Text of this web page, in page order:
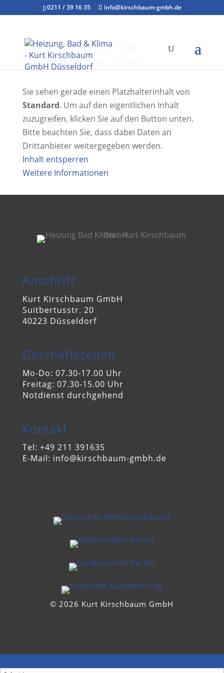
0211 / 39 16 35 info@kirschbaum-gmbh.de
Startseite|Direkt zum
Luftreiniger und -Filter
Sie sehen gerade einen Platzhalterinhalt von
Standard. Um auf den eigentlichen Inhalt
zuzugreifen, klicken Sie auf den Button unten.
Bitte beachten Sie, dass dabei Daten an
Drittanbieter weitergegeben werden.
Inhalt entsperren
Weitere Informationen
Anschrift
Kurt Kirschbaum GmbH
Suitbertusstr. 20
40223 Düsseldorf
Geschäftszeiten
Mo-Do: 07.30-17.00 Uhr
Freitag: 07.30-15.00 Uhr
Notdienst durchgehend
Kontakt
Tel: +49 211 391635
E-Mail: info@kirschbaum-gmbh.de
© 2026 Kurt Kirschbaum GmbH